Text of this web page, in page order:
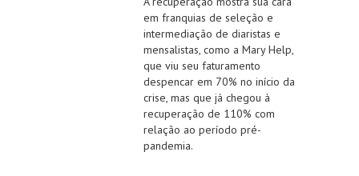
em franquias de seleção e
intermediação de diaristas e
mensalistas, como a Mary Help,
que viu seu faturamento
despencar em 70% no início da
crise, mas que já chegou à
recuperação de 110% com
relação ao período pré-
pandemia.